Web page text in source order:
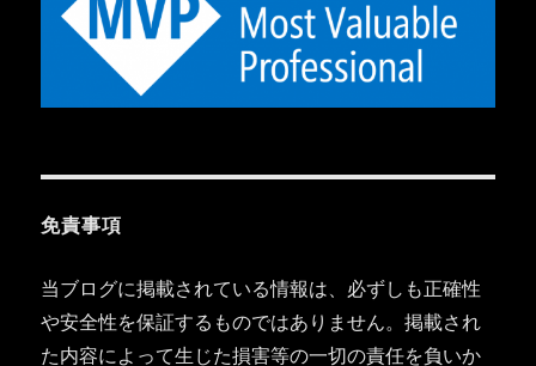
免責事項
当ブログに掲載されている情報は、必ずしも正確性
や安全性を保証するものではありません。掲載され
た内容によって生じた損害等の一切の責任を負いか